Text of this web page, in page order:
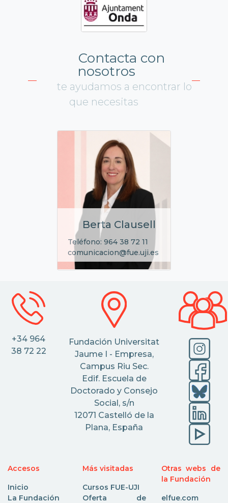
Contacta con
nosotros
te ayudamos a encontrar lo
que necesitas
Berta Clausell
Teléfono: 964 38 72 11
comunicacion@fue.uji.es
+34 964
38 72 22
Fundación Universitat
Jaume I - Empresa,
Campus Riu Sec.
Edif. Escuela de
Doctorado y Consejo
Social, s/n
12071 Castelló de la
Plana, España
Accesos
Inicio
La Fundación
Más visitadas
Cursos FUE-UJI
Oferta de
Otras webs de
la Fundación
elfue.com